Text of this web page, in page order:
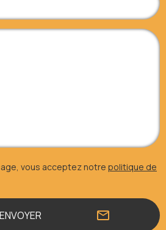
vous acceptez notre politique de